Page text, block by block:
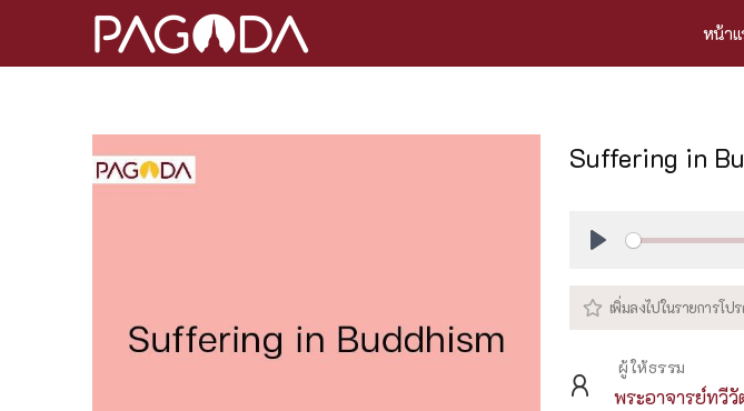
หน้า
Suffering in
ผู้ให้ธรรม
พระอาจารย์ทวี